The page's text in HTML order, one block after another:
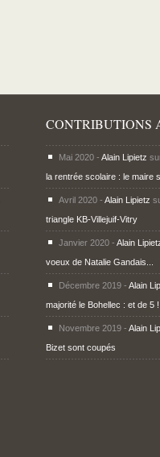
CONTRIBUTIONS
Mai 2020 - Alain Lipietz
la rentrée scolaire : le maire
Avril 2020 - Alain Lipietz
triangle KB-Villejuif-Vitry
Janvier 2020 - Alain
voeux de Natalie Gandais...
Décembre 2019 - Alain
majorité le Bohellec : et de 5 !
Novembre 2019 - Alain
Bizet sont coupés